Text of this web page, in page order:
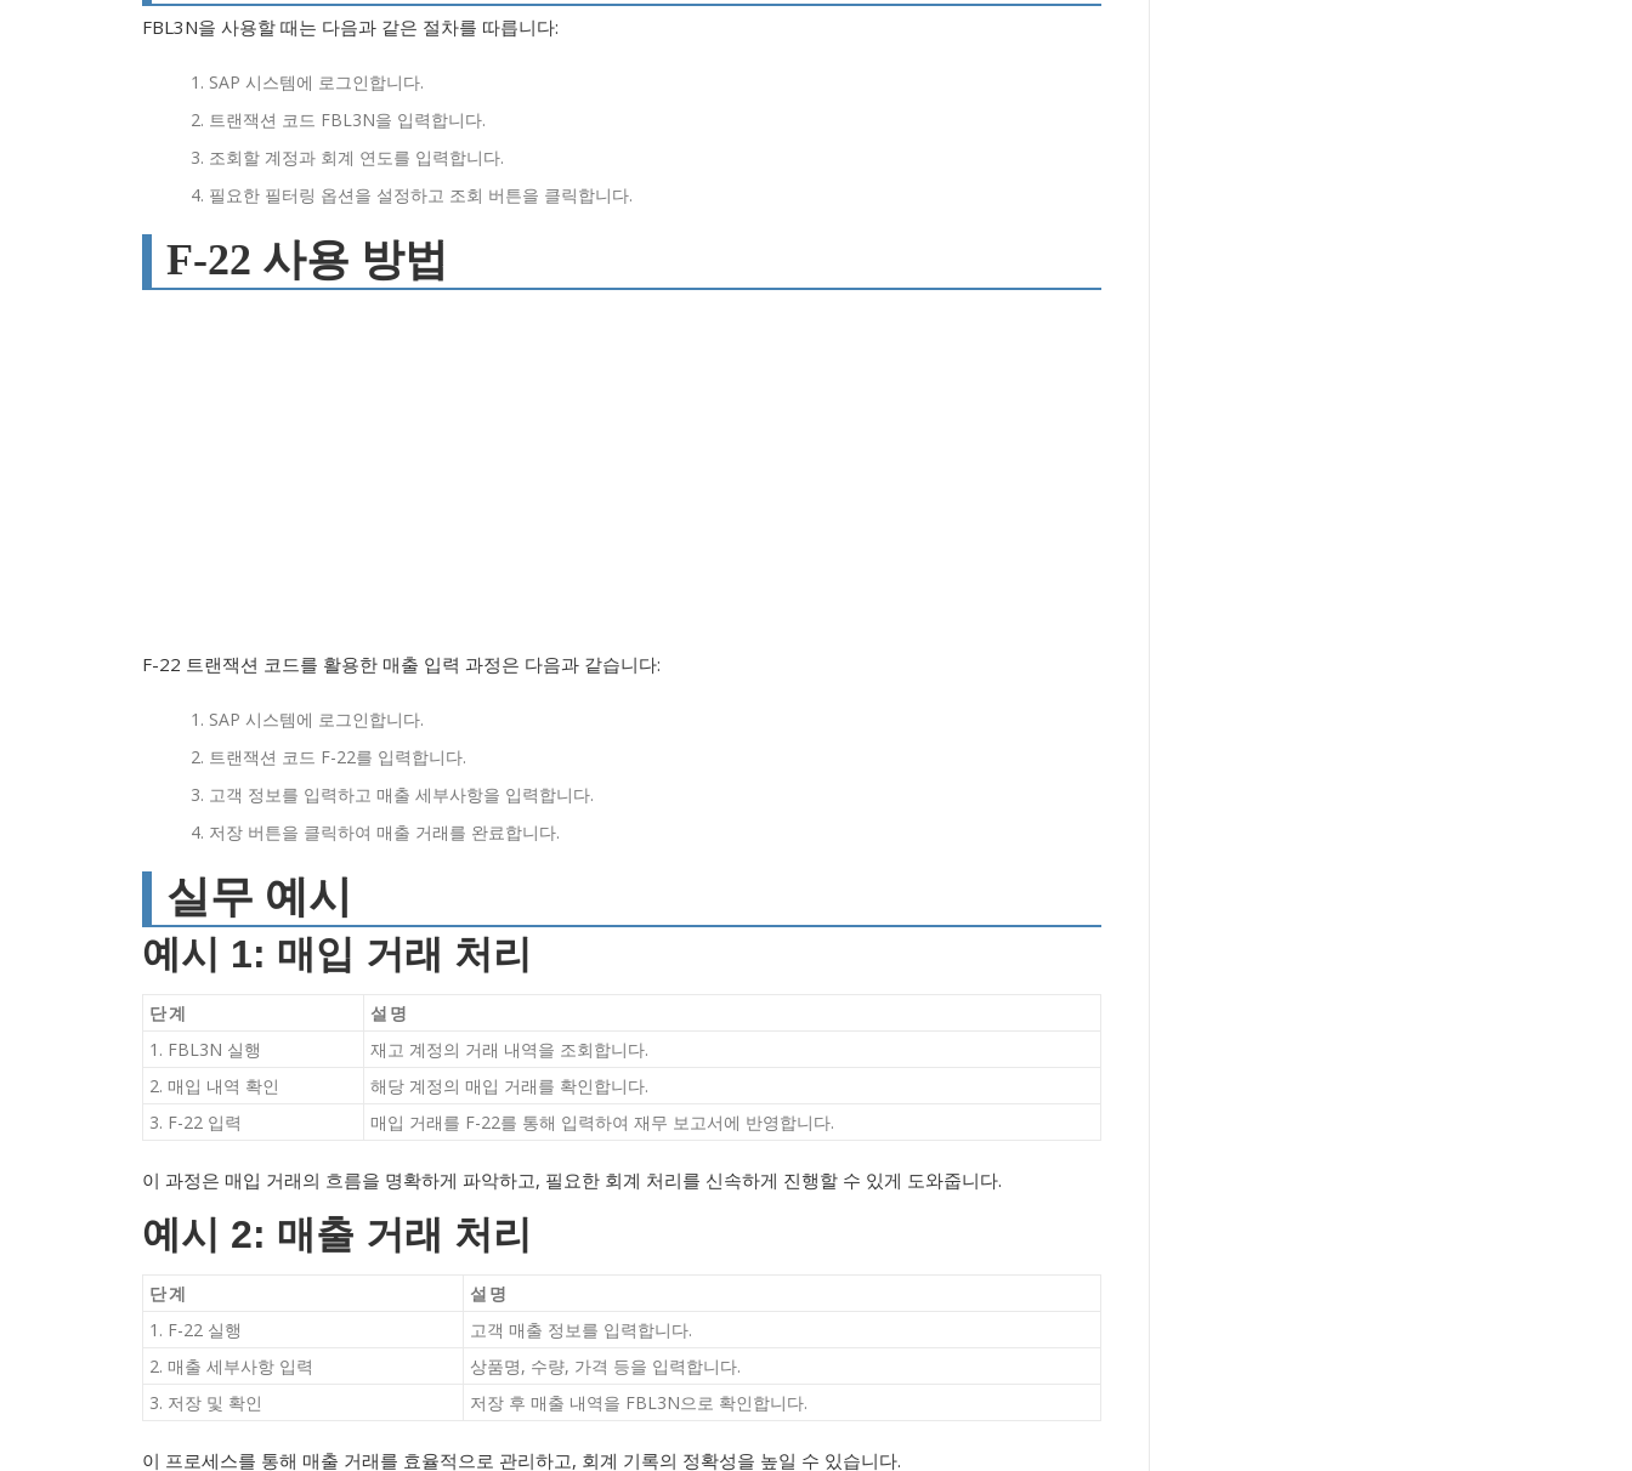
FBL3N을 사용할 때는 다음과 같은 절차를 따릅니다:
SAP 시스템에 로그인합니다.
트랜잭션 코드 FBL3N을 입력합니다.
조회할 계정과 회계 연도를 입력합니다.
필요한 필터링 옵션을 설정하고 조회 버튼을 클릭합니다.
F-22 사용 방법
F-22 트랜잭션 코드를 활용한 매출 입력 과정은 다음과 같습니다:
SAP 시스템에 로그인합니다.
트랜잭션 코드 F-22를 입력합니다.
고객 정보를 입력하고 매출 세부사항을 입력합니다.
저장 버튼을 클릭하여 매출 거래를 완료합니다.
실무 예시
예시 1: 매입 거래 처리
단계
설명
1. FBL3N 실행
재고 계정의 거래 내역을 조회합니다.
2. 매입 내역 확인
해당 계정의 매입 거래를 확인합니다.
3. F-22 입력
매입 거래를 F-22를 통해 입력하여 재무 보고서에 반영합니다.
이 과정은 매입 거래의 흐름을 명확하게 파악하고, 필요한 회계 처리를 신속하게 진행할 수 있게 도와줍니다.
예시 2: 매출 거래 처리
단계
설명
1. F-22 실행
고객 매출 정보를 입력합니다.
2. 매출 세부사항 입력
상품명, 수량, 가격 등을 입력합니다.
3. 저장 및 확인
저장 후 매출 내역을 FBL3N으로 확인합니다.
이 프로세스를 통해 매출 거래를 효율적으로 관리하고, 회계 기록의 정확성을 높일 수 있습니다.